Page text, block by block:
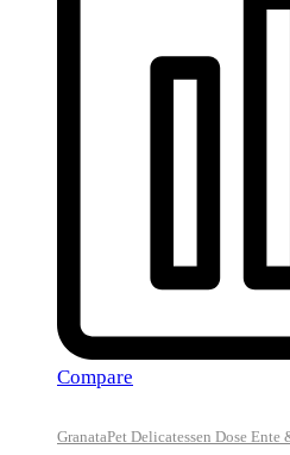
Compare
GranataPet Delicatessen Dose